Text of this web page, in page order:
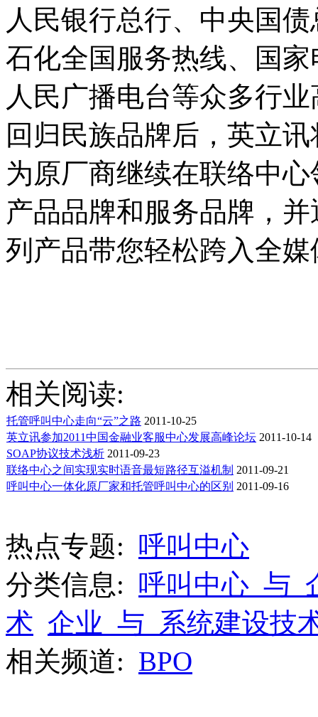
人民银行总行、中央国
石化全国服务热线、国
人民广播电台等众多行
回归民族品牌后，英立
为原厂商继续在联络中
产品品牌和服务品牌，
列产品带您轻松跨入全媒
相关阅读:
托管呼叫中心走向“云”之路 2011-10-25
英立讯参加2011中国金融业客服中心发展高峰论坛 2011-10-14
SOAP协议技术浅析 2011-09-23
联络中心之间实现实时语音最短路径互溢机制 2011-09-21
呼叫中心一体化原厂家和托管呼叫中心的区别 2011-09-16
热点专题: 呼叫中心
分类信息: 呼叫中心_与_
术 企业_与_系统建设技
相关频道: BPO